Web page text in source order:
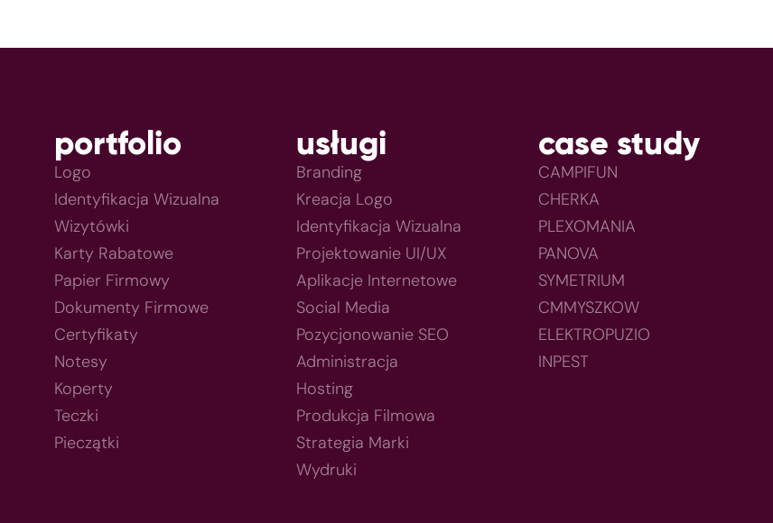
portfolio
Logo
Identyfikacja Wizualna
Wizytówki
Karty Rabatowe
Papier Firmowy
Dokumenty Firmowe
Certyfikaty
Notesy
Koperty
Teczki
Pieczątki
usługi
Branding
Kreacja Logo
Identyfikacja Wizualna
Projektowanie UI/UX
Aplikacje Internetowe
Social Media
Pozycjonowanie SEO
Administracja
Hosting
Produkcja Filmowa
Strategia Marki
Wydruki
case study
CAMPIFUN
CHERKA
PLEXOMANIA
PANOVA
SYMETRIUM
CMMYSZKOW
ELEKTROPUZIO
INPEST